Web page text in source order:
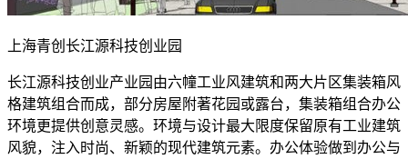
上海青创长江源科技创业园
长江源科技创业产业园由六幢工业风建筑和两大片区集装箱风
格建筑组合而成，部分房屋附著花园或露台，集装箱组合办公
环境更提供创意灵感。环境与设计最大限度保留原有工业建筑
风貌，注入时尚、新颖的现代建筑元素。办公体验做到办公与